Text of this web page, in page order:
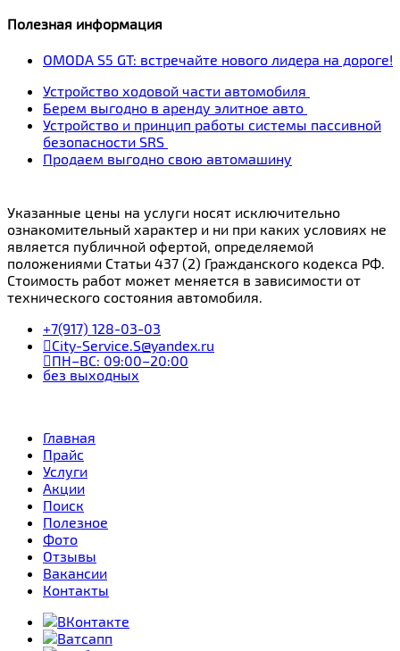
Полезная информация
OMODA S5 GT: встречайте нового лидера на дороге!
Устройство ходовой части автомобиля
Берем выгодно в аренду элитное авто
Устройство и принцип работы системы пассивной
безопасности SRS
Продаем выгодно свою автомашину
Указанные цены на услуги носят исключительно
ознакомительный характер и ни при каких условиях не
является публичной офертой, определяемой
положениями Статьи 437 (2) Гражданского кодекса РФ.
Стоимость работ может меняется в зависимости от
технического состояния автомобиля.
+7(917) 128-03-03
City-Service.S@yandex.ru
ПН–ВС: 09:00–20:00
без выходных
Главная
Прайс
Услуги
Акции
Поиск
Полезное
Фото
Отзывы
Вакансии
Контакты